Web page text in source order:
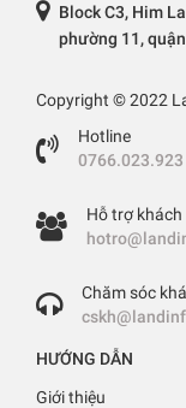
Block C3, Him
phường 11,
Copyright © 2022
Hotline
0766.023.923
Hỗ trợ khách
Chăm sóc
HƯỚNG DẪN
Giới thiệu